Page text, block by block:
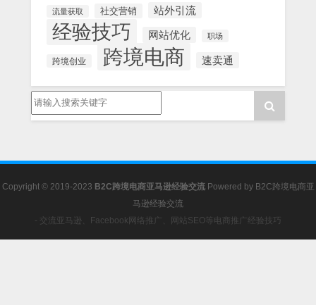
流量获取 社交营销 站外引流
经验技巧 网站优化 职场
跨境创业 跨境电商 速卖通
Copyright © 2019-2023 B2C跨境电商亚马逊经验交流 Powered by B2C跨境电商亚
马逊经验交流
- 交流亚马逊、Facebook网络推广、网站SEO等电商推广经验技巧